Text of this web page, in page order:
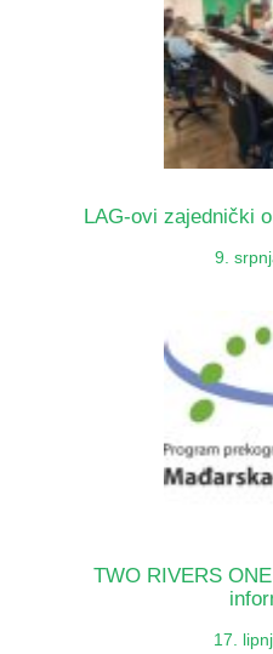
LAG-ovi zajednički
9.
TWO RIVERS
17.